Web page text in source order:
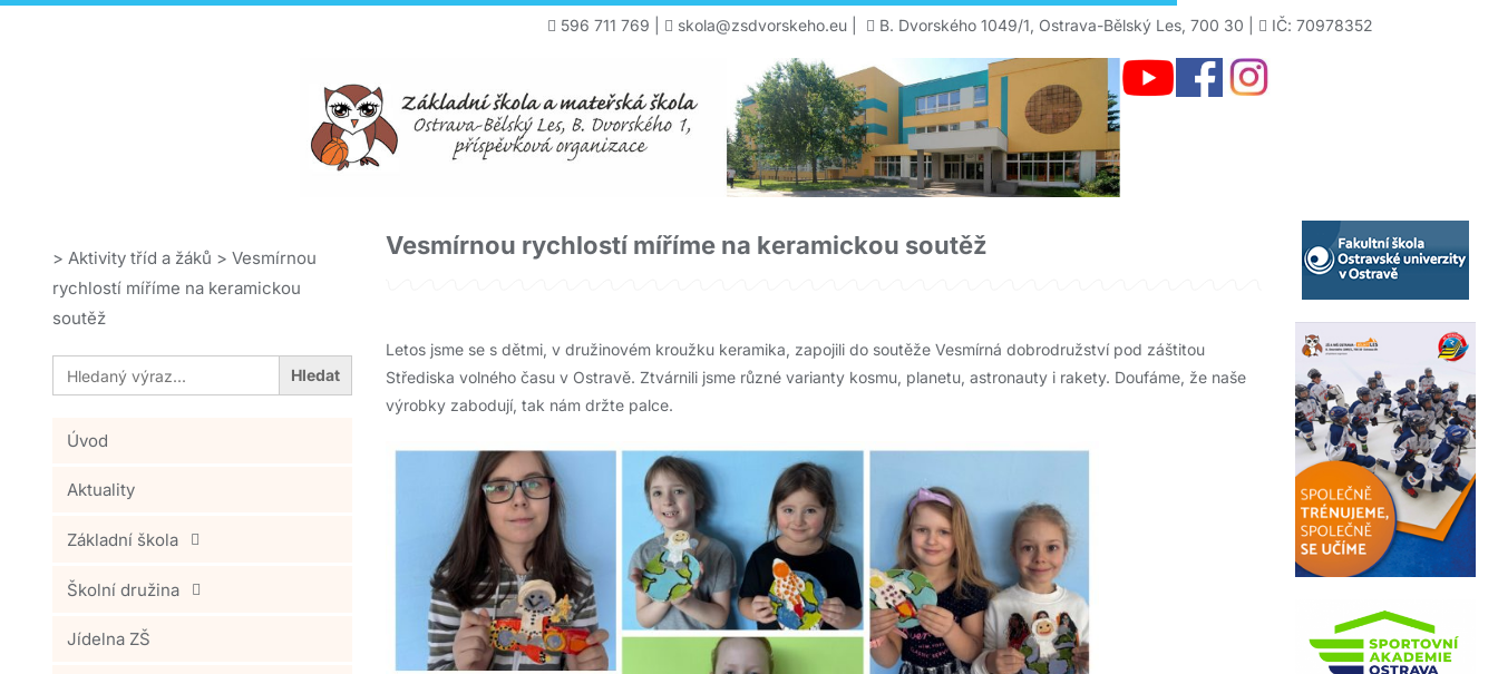
596 711 769 skola@zsdvorskeho.eu B. Dvorského 1049/1, Ostrava-Bělský Les, 700 30 | IČ: 70978352
> Aktivity tříd a žáků > Vesmírnou
rychlostí míříme na keramickou
soutěž
Search
for:
Úvod
Aktuality
Základní škola
Školní družina
Jídelna ZŠ
Vesmírnou rychlostí míříme na keramickou soutěž
Letos jsme se s dětmi, v družinovém kroužku keramika, zapojili do soutěže Vesmírná dobrodružství pod záštitou
Střediska volného času v Ostravě. Ztvárnili jsme různé varianty kosmu, planetu, astronauty i rakety. Doufáme, že naše
výrobky zabodují, tak nám držte palce.